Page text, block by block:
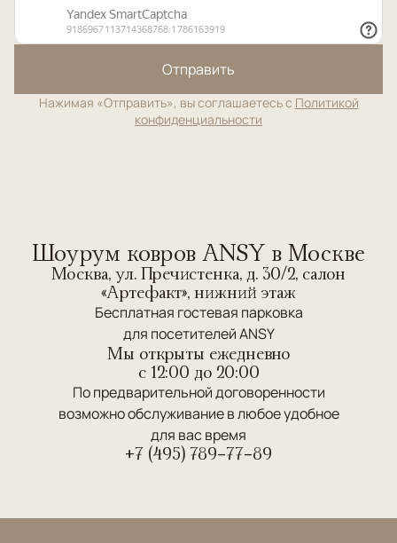
Отправить
Нажимая «Отправить», вы соглашаетесь с Политикой
конфиденциальности
Шоурум ковров ANSY в Москве
Москва, ул. Пречистенка, д. 30/2, салон
«Артефакт», нижний этаж
Бесплатная гостевая парковка
для посетителей ANSY
Мы открыты ежедневно
c 12:00 до 20:00
По предварительной договоренности
возможно обслуживание в любое удобное
для вас время
+7 (495) 789-77-89